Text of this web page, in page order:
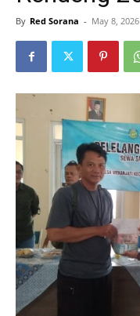
By Red Sorana - May 8, 2026